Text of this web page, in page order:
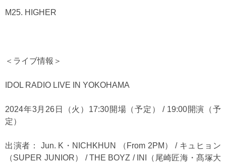
M25. HIGHER
＜ライブ情報＞
IDOL RADIO LIVE IN YOKOHAMA
2024年3月26日（火）17:30開場（予定） / 19:00開演（予
定）
出演者： Jun. K・NICHKHUN （From 2PM） / キュヒョン
（SUPER JUNIOR） / THE BOYZ / INI（尾崎匠海・髙塚大